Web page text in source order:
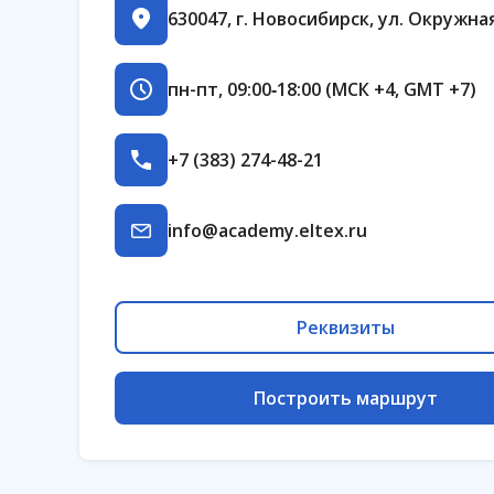
630047, г. Новосибирск, ул.
пн-пт, 09:00‑18:00 (МСК +4, GMT +7)
+7 (383) 274-48-21
info@academy.eltex.ru
Реквизиты
Построить маршрут